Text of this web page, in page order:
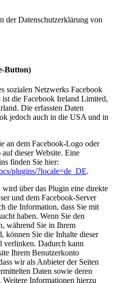
der Datenschutzerklärung von
Button)
sozialen Netzwerks Facebook
die Facebook Ireland Limited,
Die erfassten Daten
jedoch auch in die USA und in
an dem Facebook-Logo oder
dieser Website. Eine
finden Sie hier:
plugins/?locale=de_DE.
wird über das Plugin eine direkte
und dem Facebook-Server
die Information, dass Sie mit
haben. Wenn Sie den
während Sie in Ihrem
können Sie die Inhalte dieser
verlinken. Dadurch kann
Ihrem Benutzerkonto
wir als Anbieter der Seiten
Daten sowie deren
Informationen hierzu